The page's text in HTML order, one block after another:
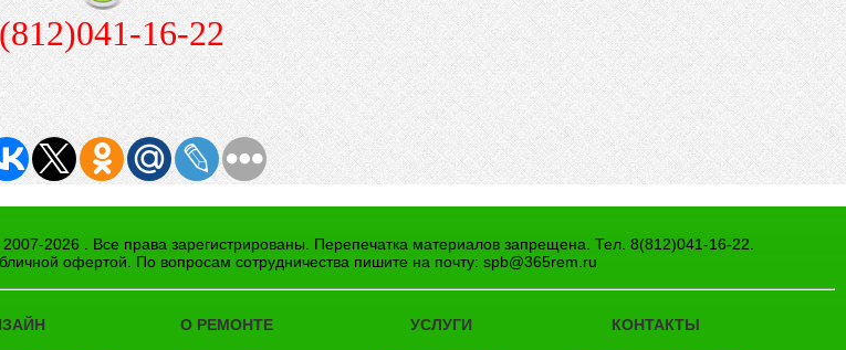
16-22
2026 . Все права зарегистрированы. Перепечатка материалов запрещена. Тел. 8(812)041-16-22.
офертой. По вопросам сотрудничества пишите на почту:spb@365rem.ru
О РЕМОНТЕ
УСЛУГИ
КОНТАКТЫ